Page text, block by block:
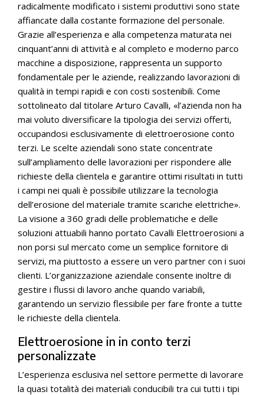
radicalmente modificato i sistemi produttivi sono state
affiancate dalla costante formazione del personale.
Grazie all’esperienza e alla competenza maturata nei
cinquant’anni di attività e al completo e moderno parco
macchine a disposizione, rappresenta un supporto
fondamentale per le aziende, realizzando lavorazioni di
qualità in tempi rapidi e con costi sostenibili. Come
sottolineato dal titolare Arturo Cavalli, «l’azienda non ha
mai voluto diversificare la tipologia dei servizi offerti,
occupandosi esclusivamente di elettroerosione conto
terzi. Le scelte aziendali sono state concentrate
sull’ampliamento delle lavorazioni per rispondere alle
richieste della clientela e garantire ottimi risultati in tutti
i campi nei quali è possibile utilizzare la tecnologia
dell’erosione del materiale tramite scariche elettriche».
La visione a 360 gradi delle problematiche e delle
soluzioni attuabili hanno portato Cavalli Elettroerosioni a
non porsi sul mercato come un semplice fornitore di
servizi, ma piuttosto a essere un vero partner con i suoi
clienti. L’organizzazione aziendale consente inoltre di
gestire i flussi di lavoro anche quando variabili,
garantendo un servizio flessibile per fare fronte a tutte
le richieste della clientela.
Elettroerosione in in conto terzi
personalizzate
L’esperienza esclusiva nel settore permette di lavorare
la quasi totalità dei materiali conducibili tra cui tutti i tipi